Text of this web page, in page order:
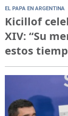
EL PAPA EN ARGENTINA
Kicillof
XIV: “Su
estos